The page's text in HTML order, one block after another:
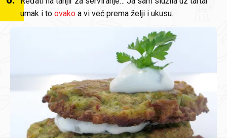
umak i to ovako a vi već prema želji i ukusu.